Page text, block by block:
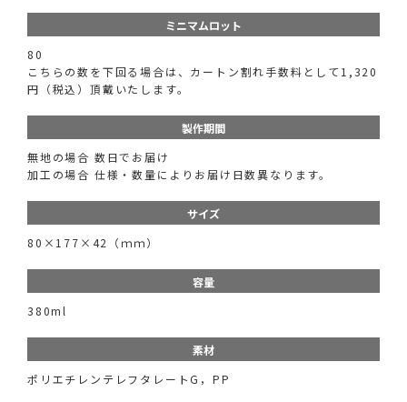
ミニマムロット
80
こちらの数を下回る場合は、カートン割れ手数料として1,320
円（税込）頂戴いたします。
製作期間
無地の場合 数日でお届け
加工の場合 仕様・数量によりお届け日数異なります。
サイズ
80×177×42（ｍｍ）
容量
380ml
素材
ポリエチレンテレフタレートG，PP